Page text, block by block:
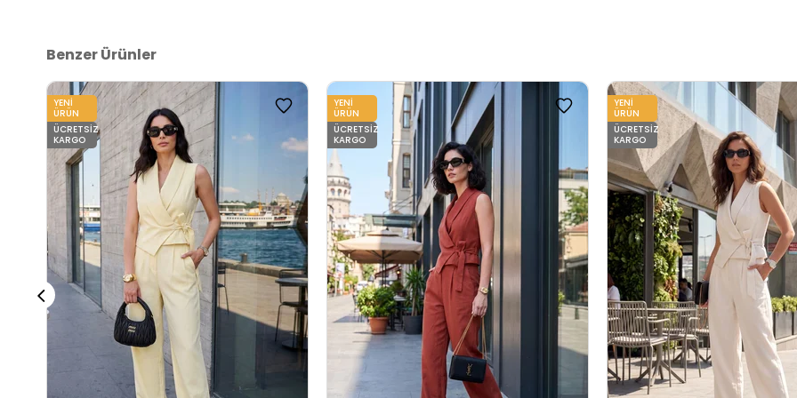
Benzer Ürünler
YENI
ÜRÜN
ÜCRETSIZ
KARGO
YENI
ÜRÜN
ÜCRETSIZ
KARGO
YENI
ÜRÜN
ÜCRETSIZ
KARGO